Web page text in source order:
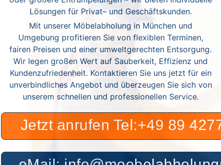
Lösungen für Privat– und Geschäftskunden.
Mit unserer Möbelabholung in München und
Umgebung profitieren Sie von flexiblen Terminen,
fairen Preisen und einer umweltgerechten Entsorgung.
Wir legen großen Wert auf Sauberkeit, Effizienz und
Kundenzufriedenheit. Kontaktieren Sie uns jetzt für ein
unverbindliches Angebot und überzeugen Sie sich von
unserem schnellen und professionellen Service.
Jetzt anrufen Tel:+49 89